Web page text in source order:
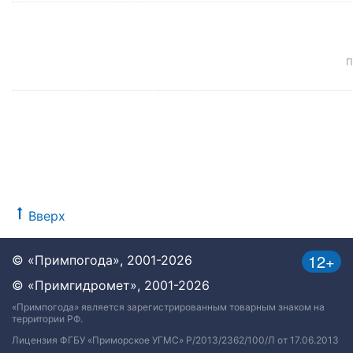
Вверх
12+
© «Примпогода», 2001-2026
© «Примгидромет», 2001-2026
«Примпогода» является зарегистрированным товарным знаком на
территории РФ.
Лицензия ФГБУ «Приморское УГМС» Р/2013/2362/100/Л от 17.06.2013